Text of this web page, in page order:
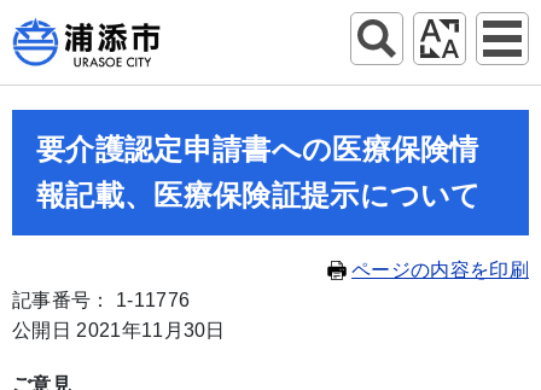
要介護認定申請書への医療保険情
報記載、医療保険証提示について
ページの内容を印刷
記事番号： 1-11776
公開日 2021年11月30日
ご意見